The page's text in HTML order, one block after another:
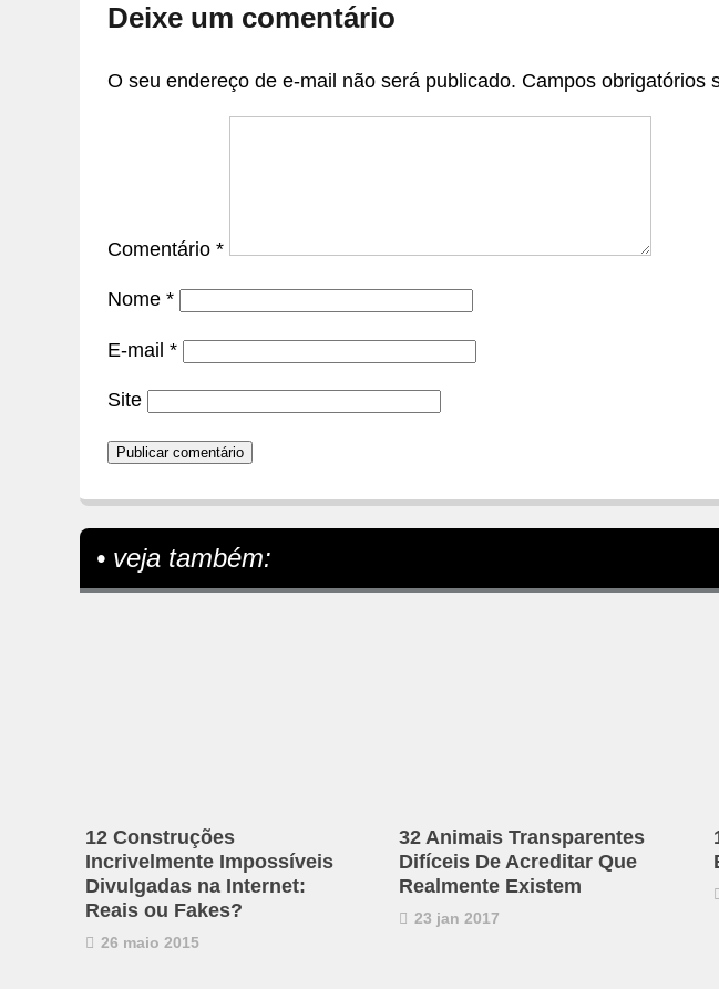
Deixe um comentário
O seu endereço de e-mail não será publicado. Campos obrigatórios
Comentário *
Nome *
E-mail *
Site
• veja também:
12 Construções
Incrivelmente Impossíveis
Divulgadas na Internet:
Reais ou Fakes?
26 maio 2015
32 Animais Transparentes
Difíceis De Acreditar Que
Realmente Existem
23 jan 2017